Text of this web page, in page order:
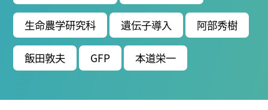
Research VIDEOS
Researchers' VOICE
生命農学研究科 遺伝子導入 阿部秀樹
飯田敦夫 GFP 本道栄一